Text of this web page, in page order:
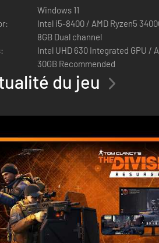
Windows 11
Intel i5-8400 / AMD Ryzen5
8GB Dual channel
Intel UHD 630 Integrated GPU /
30GB Recommended
du jeu